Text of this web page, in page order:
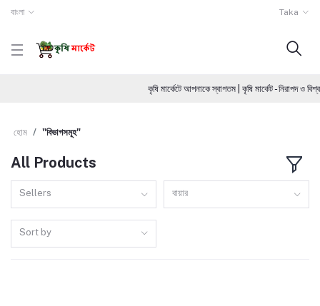
বাংলা Taka
কৃষি মার্কেটে আপনাকে স্বাগতম | কৃষি মার্কেট - নিরাপদ
হোম "বিভাগসমূহ"
All Products
Sellers বায়ার
Sort by